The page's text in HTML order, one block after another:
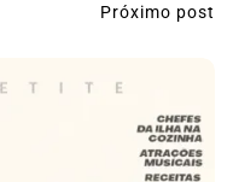
Próximo post